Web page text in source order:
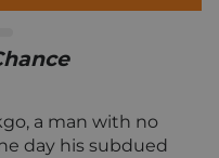
a man with no
day his subdued